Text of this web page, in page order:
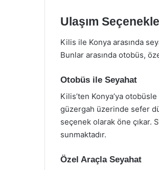
Ulaşım
Kilis ile Konya arasında
Bunlar arasında otobüs,
Otobüs ile Seyahat
Kilis’ten Konya’ya
güzergah üzerinde sefer
seçenek olarak öne çıkar.
sunmaktadır.
Özel Araçla Seyahat